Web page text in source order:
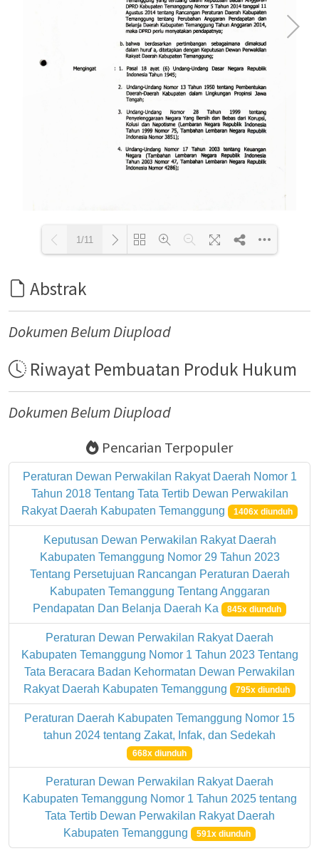
1/11
Abstrak
Dokumen Belum Diupload
Riwayat Pembuatan Produk Hukum
Dokumen Belum Diupload
Pencarian Terpopuler
Peraturan Dewan Perwakilan Rakyat Daerah Nomor 1
Tahun 2018 Tentang Tata Tertib Dewan Perwakilan
Rakyat Daerah Kabupaten Temanggung
1406x diunduh
Keputusan Dewan Perwakilan Rakyat Daerah
Kabupaten Temanggung Nomor 29 Tahun 2023
Tentang Persetujuan Rancangan Peraturan Daerah
Kabupaten Temanggung Tentang Anggaran
Pendapatan Dan Belanja Daerah Ka
845x diunduh
Peraturan Dewan Perwakilan Rakyat Daerah
Kabupaten Temanggung Nomor 1 Tahun 2023 Tentang
Tata Beracara Badan Kehormatan Dewan Perwakilan
Rakyat Daerah Kabupaten Temanggung 795x diunduh
Peraturan Daerah Kabupaten Temanggung Nomor 15
tahun 2024 tentang Zakat, Infak, dan Sedekah
668x diunduh
Peraturan Dewan Perwakilan Rakyat Daerah
Kabupaten Temanggung Nomor 1 Tahun 2025 tentang
Tata Tertib Dewan Perwakilan Rakyat Daerah
Kabupaten Temanggung
591x diunduh